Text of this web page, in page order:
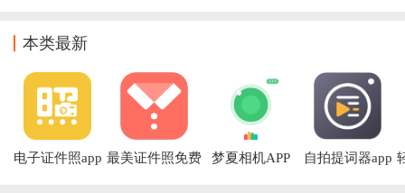
本类最新
电子证件照app 最美证件照免费
梦夏相机APP 自拍提词器app